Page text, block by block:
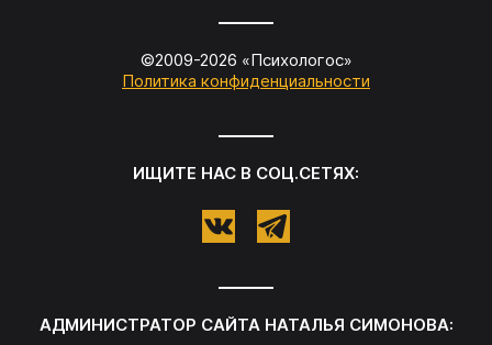
©2009-2026 «Психологос»
Политика конфиденциальности
ИЩИТЕ НАС В СОЦ.СЕТЯХ:
АДМИНИСТРАТОР САЙТА НАТАЛЬЯ СИМОНОВА: